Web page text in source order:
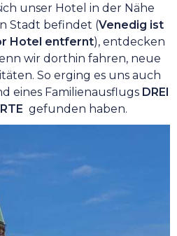
unser Hotel in der Nähe
Stadt befindet (Venedig ist
Hotel entfernt), entdecken
wir dorthin fahren, neue
So erging es uns auch
eines Familienausflugs DREI
gefunden haben.